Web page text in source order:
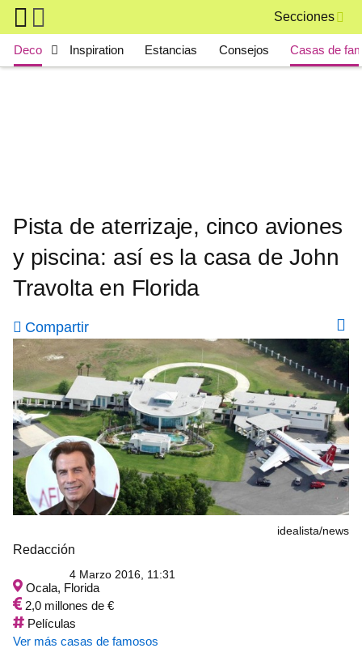
Skip to main content
Secciones
Main navigation
Deco Inspiration Estancias Consejos Casas de
Pista de aterrizaje, cinco aviones
y piscina: así es la casa de John
Travolta en Florida
Compartir
idealista/news
Redacción
4 Marzo 2016, 11:31
Ocala, Florida
2,0 millones de €
Películas
Ver más casas de famosos